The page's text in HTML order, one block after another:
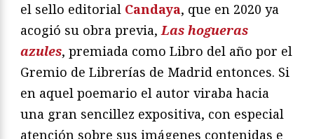
el sello editorial Candaya, que en 2020 ya
acogió su obra previa,Las hogueras
azules, premiada como Libro del año por el
Gremio de Librerías de Madrid entonces. Si
en aquel poemario el autor viraba hacia
una gran sencillez expositiva, con especial
atención sobre sus imágenes contenidas e